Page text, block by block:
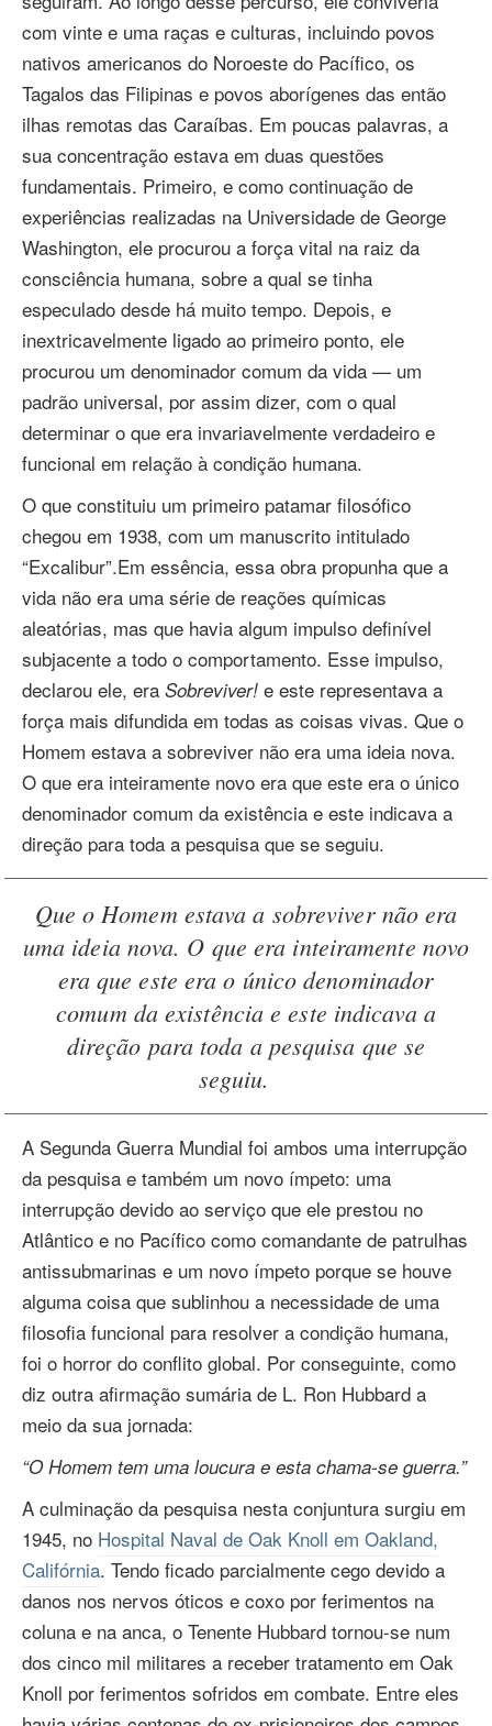
com vinte e uma raças e culturas, incluindo povos
nativos americanos do Noroeste do Pacífico, os
Tagalos das Filipinas e povos aborígenes das então
ilhas remotas das Caraíbas. Em poucas palavras, a
sua concentração estava em duas questões
fundamentais. Primeiro, e como continuação de
experiências realizadas na Universidade de George
Washington, ele procurou a força vital na raiz da
consciência humana, sobre a qual se tinha
especulado desde há muito tempo. Depois, e
inextricavelmente ligado ao primeiro ponto, ele
procurou um denominador comum da vida — um
padrão universal, por assim dizer, com o qual
determinar o que era invariavelmente verdadeiro e
funcional em relação à condição humana.
O que constituiu um primeiro patamar filosófico
chegou em 1938, com um manuscrito intitulado
“Excalibur”.Em essência, essa obra propunha que a
vida não era uma série de reações químicas
aleatórias, mas que havia algum impulso definível
subjacente a todo o comportamento. Esse impulso,
declarou ele, era Sobreviver! e este representava a
força mais difundida em todas as coisas vivas. Que o
Homem estava a sobreviver não era uma ideia nova.
O que era inteiramente novo era que este era o único
denominador comum da existência e este indicava a
direção para toda a pesquisa que se seguiu.
Que o Homem estava a sobreviver não era
uma ideia nova. O que era inteiramente novo
era que este era o único denominador
comum da existência e este indicava a
direção para toda a pesquisa que se
seguiu.
A Segunda Guerra Mundial foi ambos uma interrupção
da pesquisa e também um novo ímpeto: uma
interrupção devido ao serviço que ele prestou no
Atlântico e no Pacífico como comandante de patrulhas
antissubmarinas e um novo ímpeto porque se houve
alguma coisa que sublinhou a necessidade de uma
filosofia funcional para resolver a condição humana,
foi o horror do conflito global. Por conseguinte, como
diz outra afirmação sumária de L. Ron Hubbard a
meio da sua jornada:
“O Homem tem uma loucura e esta chama‑se guerra.”
A culminação da pesquisa nesta conjuntura surgiu em
1945, no Hospital Naval de Oak Knoll em Oakland,
Califórnia. Tendo ficado parcialmente cego devido a
danos nos nervos óticos e coxo por ferimentos na
coluna e na anca, o Tenente Hubbard tornou‑se num
dos cinco mil militares a receber tratamento em Oak
Knoll por ferimentos sofridos em combate. Entre eles